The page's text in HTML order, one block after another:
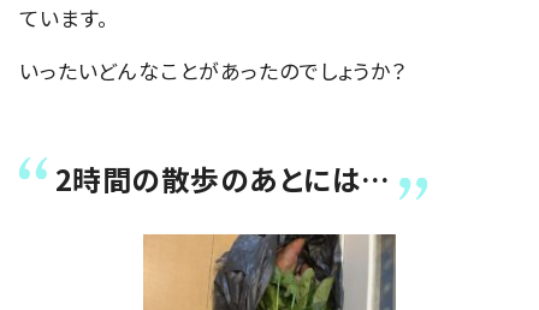
ています。
いったいどんなことがあったのでしょうか？
2時間の散歩のあとには…